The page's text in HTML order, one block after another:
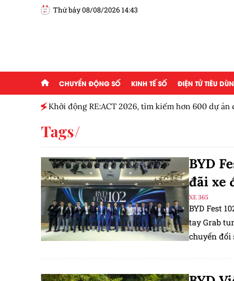
Thứ bảy 08/08/2026 14:43
CHUYỂN ĐỘNG SỐ KINH TẾ SỐ ĐIỆN TỬ TIÊU
Khởi động RE:ACT 2026, tìm kiếm hơn 600 dự án
Tags
BYD
đãi xe
XE 365
BYD Fest
tay Grab
chuyển đổi